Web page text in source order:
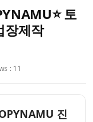
토
장제작
: 11
진